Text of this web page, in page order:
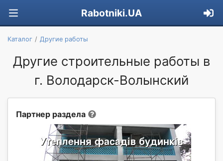
Rabotniki.UA
Каталог Другие работы
Другие строительные работы в
г. Володарск-Волынский
Партнер раздела